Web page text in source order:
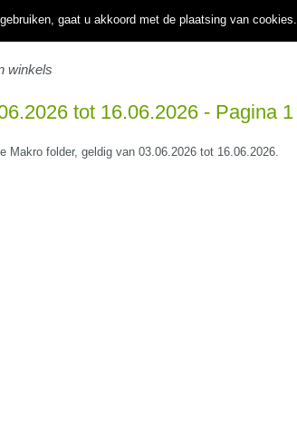
winkels
tot 16.06.2026 - Pagina 1
Makro folder, geldig van 03.06.2026 tot 16.06.2026.
gaat u akkoord met de plaatsing van cookies.